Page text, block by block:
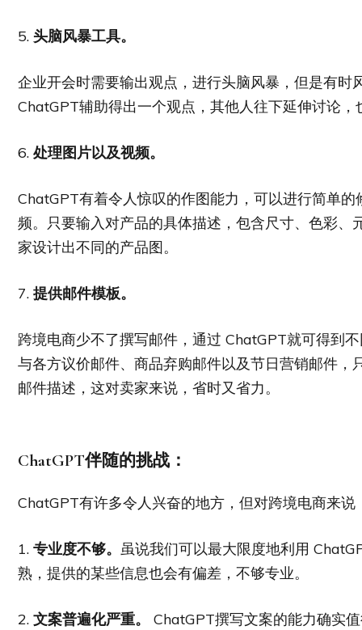
5. 头脑风暴工具。
企业开会时需要输出观点，进行头脑风暴，但是有
ChatGPT辅助得出一个观点，其他人往下延伸讨论
6. 处理图片以及视频。
ChatGPT有着令人惊叹的作图能力，可以进行简单
频。只要输入对产品的具体描述，包含尺寸、色彩
家设计出不同的产品图。
7. 提供邮件模板。
跨境电商少不了撰写邮件，通过 ChatGPT就可得到
与各方议价邮件、商品弃购邮件以及节日营销邮件
邮件描述，这对卖家来说，省时又省力。
ChatGPT伴随的挑战：
ChatGPT有许多令人兴奋的地方，但对跨境电商来
1. 专业度不够。 虽说我们可以最大限度地利用
熟，提供的某些信息也会有偏差，不够专业。
2. 文案普遍化严重。 ChatGPT撰写文案的能力确实